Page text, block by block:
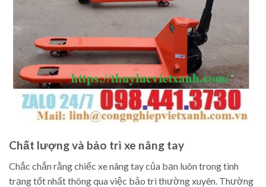
Chất lượng và bảo trì xe nâng tay
Chắc chắn rằng chiếc xe nâng tay của bạn luôn trong tình
trạng tốt nhất thông qua việc bảo trì thường xuyên. Thường